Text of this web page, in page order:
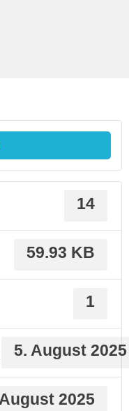
14
59.93 KB
1
5. August 2025
2025